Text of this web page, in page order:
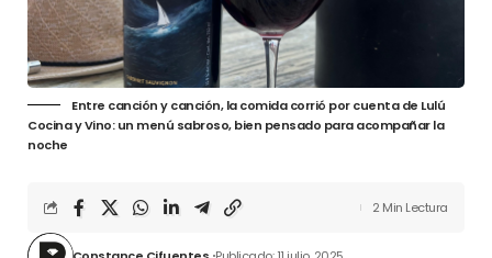
Entre canción y canción, la comida corrió por cuenta de Lulú
Cocina y Vino: un menú sabroso, bien pensado para acompañar la
noche
2 Min Lectura